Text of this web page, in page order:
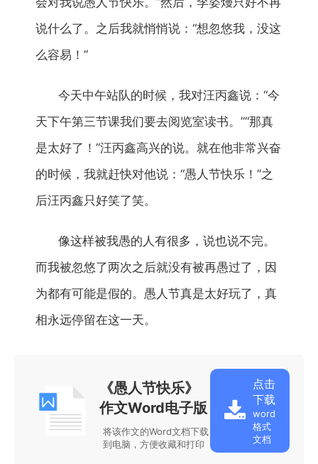
说什么了。之后我就悄悄说：“想忽悠我，没这
么容易！”
今天中午站队的时候，我对汪丙鑫说：“今
天下午第三节课我们要去阅览室读书。”“那真
是太好了！”汪丙鑫高兴的说。就在他非常兴奋
的时候，我就赶快对他说：“愚人节快乐！”之
后汪丙鑫只好笑了笑。
像这样被我愚的人有很多，说也说不完。
而我被忽悠了两次之后就没有被再愚过了，因
为都有可能是假的。愚人节真是太好玩了，真
相永远停留在这一天。
《愚人节快乐》
作文Word电子版
将该作文的Word文档下载
到电脑，方便收藏和打印
点击
下载
word
格式
文档